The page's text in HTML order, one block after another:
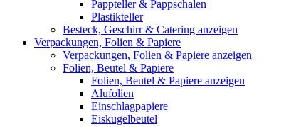
Pappteller & Pappschalen
Plastikteller
Besteck, Geschirr & Catering anzeigen
Verpackungen, Folien & Papiere
Verpackungen, Folien & Papiere anzeigen
Folien, Beutel & Papiere
Folien, Beutel & Papiere anzeigen
Alufolien
Einschlagpapiere
Eiskugelbeutel